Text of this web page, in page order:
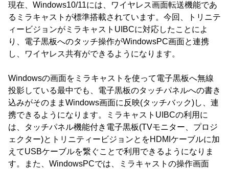
現在、Windows10/11には、ワイヤレス画面転送機能であ
るミラキャストが標準搭載されています。今回、トリニテ
ィービジョンがミラキャストUIBCに対応したことによ
り、電子黒板へのタッチ操作がWindowsPC画面と連携
し、ワイヤレス共有ができるようになります。
Windowsの画面をミラキャストを使って電子黒板へ無線
投影している最中でも、電子黒板のタッチパネルへの書き
込みがそのままWindows画面に反映(タッチバック)し、連
携できるようになります。ミラキャストUIBCの利用に
は、タッチパネル機能付き電子黒板(TVモニター、プロジ
ェクター)とトリニティービジョンとをHDMIケーブルに加
えてUSBケーブルを繋ぐことで利用できるようになりま
す。また、WindowsPCでは、ミラキャストの操作画面